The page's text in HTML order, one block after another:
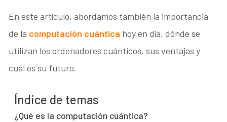
En este artículo, abordamos también la importancia
de la computación cuántica hoy en día, dónde se
utilizan los ordenadores cuánticos, sus ventajas y
cuál es su futuro.
Índice de temas
¿Qué es la computación cuántica?